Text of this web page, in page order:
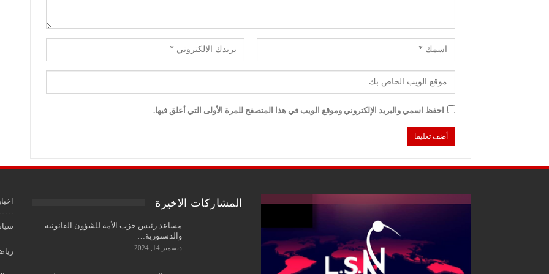
احفظ اسمي والبريد الإلكتروني وموقع الويب في هذا المتصفح للمرة الأولى التي أعلق فيها.
المشاركات الاخيرة
مساعد رئيس حزب الأمة للشؤون القانونية
والدستورية…
ديسمبر 14, 2024
اخبار